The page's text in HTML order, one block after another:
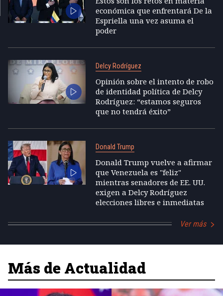
económica que enfrentará De la
Espriella una vez asuma el
poder
Delcy Rodríguez
Opinión sobre el intento de robo
de identidad política de Delcy
Rodríguez: “estamos seguros
que no tendrá éxito”
Donald Trump
Donald Trump vuelve a afirmar
que Venezuela es "feliz"
mientras senadores de EE. UU.
exigen a Delcy Rodríguez
elecciones libres e inmediatas
Ver más
Más de Actualidad